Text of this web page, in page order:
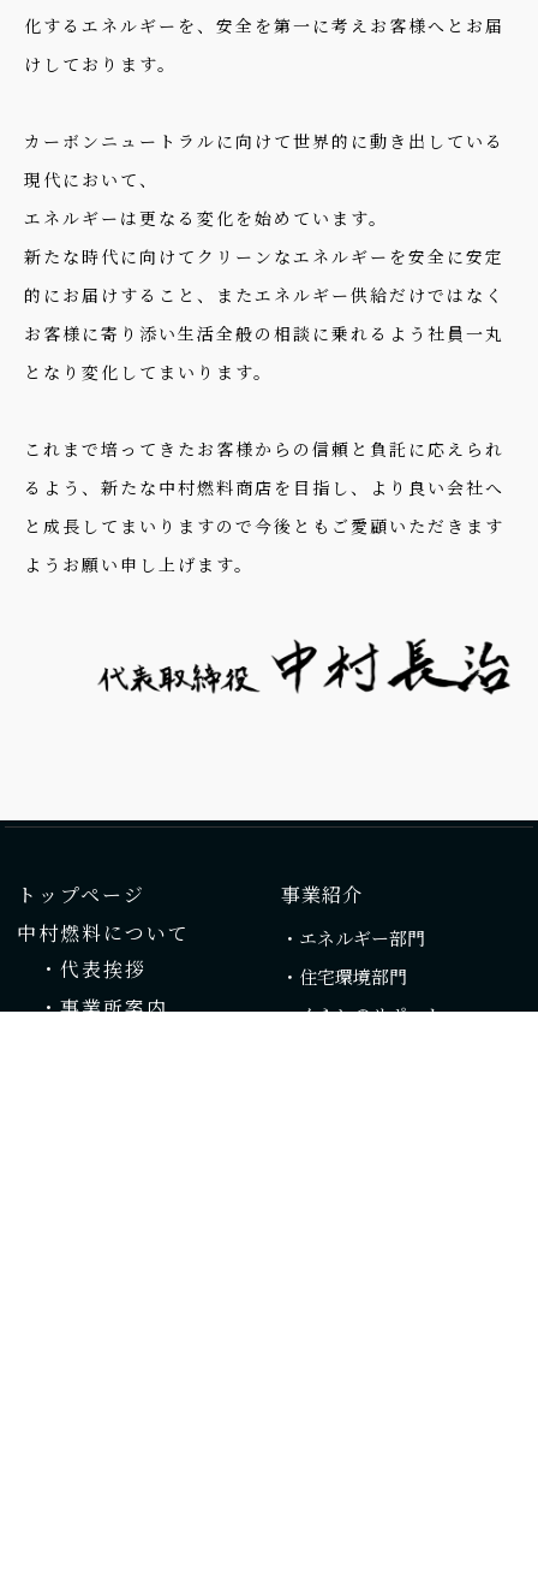
化するエネルギーを、安全を第一に考えお客様へとお届
けしております。
カーボンニュートラルに向けて世界的に動き出している
現代において、
エネルギーは更なる変化を始めています。
新たな時代に向けてクリーンなエネルギーを安全に安定
的にお届けすること、またエネルギー供給だけではなく
お客様に寄り添い生活全般の相談に乗れるよう社員一丸
となり変化してまいります。
これまで培ってきたお客様からの信頼と負託に応えられ
るよう、新たな中村燃料商店を目指し、より良い会社へ
と成長してまいりますので今後ともご愛顧いただきます
ようお願い申し上げます。
トップページ
中村燃料について
・代表挨拶
・事業所案内
事業紹介
・エネルギー部門
・住宅環境部門
・くらしのサポート